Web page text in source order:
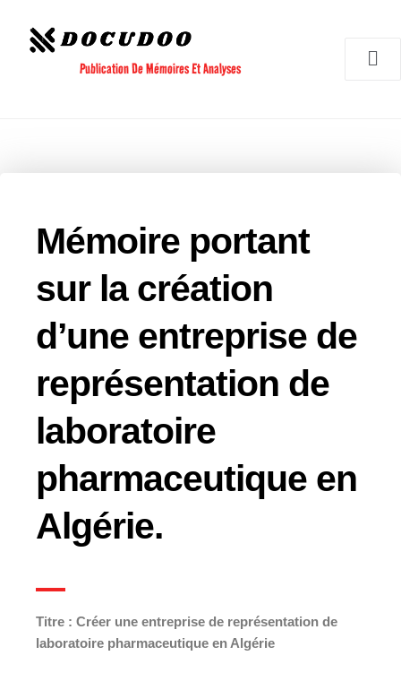
contenu
Publication De Mémoires Et Analyses
Mémoire portant
sur la création
d’une entreprise de
représentation de
laboratoire
pharmaceutique en
Algérie.
Titre : Créer une entreprise de représentation de
laboratoire pharmaceutique en Algérie